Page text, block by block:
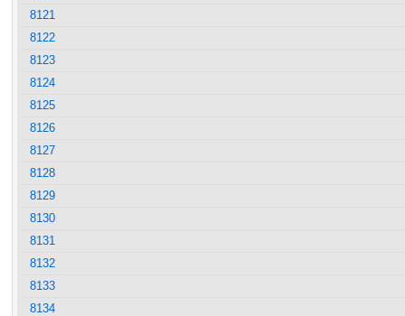
8121
8122
8123
8124
8125
8126
8127
8128
8129
8130
8131
8132
8133
8134